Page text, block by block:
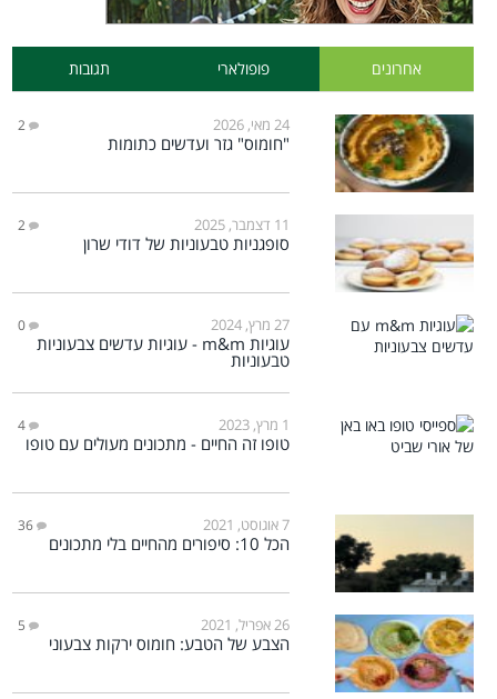
אחרונים פופולארי תגובות
24 מאי, 2026 2
"חומוס" גזר ועדשים כתומות
11 דצמבר, 2025 2
סופגניות טבעוניות של דודי שרון
27 מרץ, 2024 0
עוגיות m&m - עוגיות עדשים צבעוניות
טבעוניות
1 מרץ, 2023 4
טופו זה החיים - מתכונים מעולים עם טופו
7 אוגוסט, 2021 36
הכל 10: סיפורים מהחיים בלי מתכונים
26 אפריל, 2021 5
הצבע של הטבע: חומוס ירקות צבעוני